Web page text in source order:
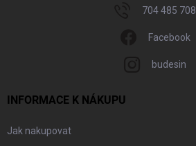
704 485 708
Facebook
budesin
INFORMACE K NÁKUPU
Jak nakupovat